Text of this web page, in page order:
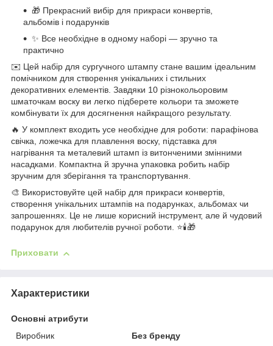
🎁 Прекрасний вибір для прикраси конвертів,
альбомів і подарунків
✨ Все необхідне в одному наборі — зручно та
практично
✉️ Цей набір для сургучного штампу стане вашим ідеальним
помічником для створення унікальних і стильних
декоративних елементів. Завдяки 10 різнокольоровим
шматочкам воску ви легко підберете кольори та зможете
комбінувати їх для досягнення найкращого результату.
🔥 У комплект входить усе необхідне для роботи: парафінова
свічка, ложечка для плавлення воску, підставка для
нагрівання та металевий штамп із витонченими змінними
насадками. Компактна й зручна упаковка робить набір
зручним для зберігання та транспортування.
🎨 Використовуйте цей набір для прикраси конвертів,
створення унікальних штампів на подарунках, альбомах чи
запрошеннях. Це не лише корисний інструмент, але й чудовий
подарунок для любителів ручної роботи. ⭐🕯🎁
Приховати
Характеристики
Основні атрибути
Виробник
Без бренду